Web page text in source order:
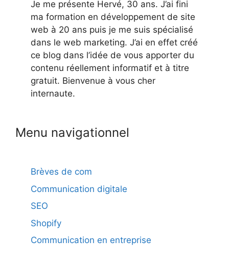
Je me présente Hervé, 30 ans. J’ai fini
ma formation en développement de site
web à 20 ans puis je me suis spécialisé
dans le web marketing. J’ai en effet créé
ce blog dans l’idée de vous apporter du
contenu réellement informatif et à titre
gratuit. Bienvenue à vous cher
internaute.
Menu navigationnel
Brèves de com
Communication digitale
SEO
Shopify
Communication en entreprise